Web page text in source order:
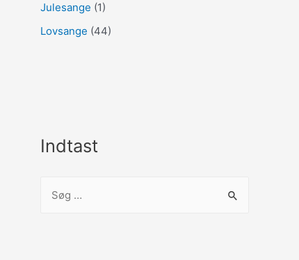
Julesange (1)
Lovsange (44)
Indtast